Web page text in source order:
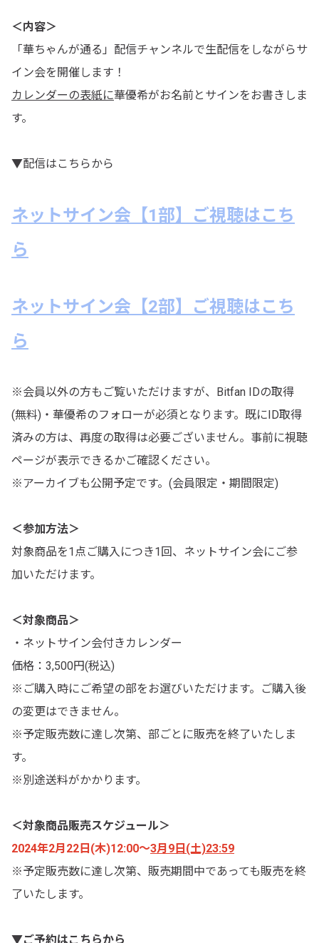
＜内容＞
「華ちゃんが通る」配信チャンネルで生配信をしながらサ
イン会を開催します！
カレンダーの表紙に華優希がお名前とサインをお書きしま
す。
▼配信はこちらから
ネットサイン会【1部】ご視聴はこち
ら
ネットサイン会【2部】ご視聴はこち
ら
※会員以外の方もご覧いただけますが、Bitfan IDの取得
(無料)・華優希のフォローが必須となります。既にID取得
済みの方は、再度の取得は必要ございません。事前に視聴
ページが表示できるかご確認ください。
※アーカイブも公開予定です。(会員限定・期間限定)
＜参加方法＞
対象商品を1点ご購入につき1回、ネットサイン会にご参
加いただけます。
＜対象商品＞
・ネットサイン会付きカレンダー
価格：3,500円(税込)
※ご購入時にご希望の部をお選びいただけます。ご購入後
の変更はできません。
※予定販売数に達し次第、部ごとに販売を終了いたしま
す。
※別途送料がかかります。
＜対象商品販売スケジュール＞
2024年2月22日(木)12:00～3月9日(土)23:59
※予定販売数に達し次第、販売期間中であっても販売を終
了いたします。
▼ご予約はこちらから